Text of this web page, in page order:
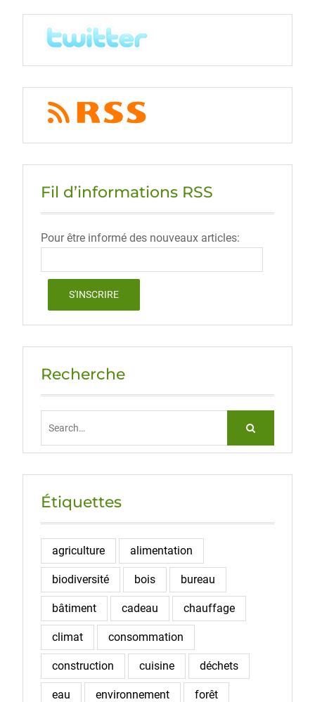
Fil d’informations RSS
Pour être informé des nouveaux articles:
Recherche
Étiquettes
agriculture alimentation
biodiversité bois bureau
bâtiment cadeau chauffage
climat consommation
construction cuisine déchets
eau environnement forêt